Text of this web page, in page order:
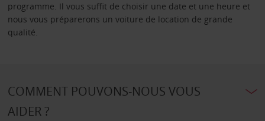
programme. Il vous suffit de choisir une date et une heure et
nous vous préparerons un voiture de location de grande
qualité.
COMMENT POUVONS-NOUS VOUS
AIDER ?